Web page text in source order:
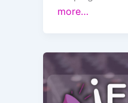
more…